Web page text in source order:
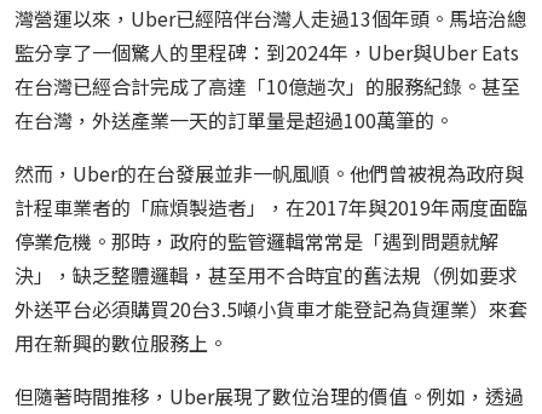
灣營運以來，Uber已經陪伴台灣人走過13個年頭。馬培治總
監分享了一個驚人的里程碑：到2024年，Uber與Uber Eats
在台灣已經合計完成了高達「10億趟次」的服務紀錄。甚至
在台灣，外送產業一天的訂單量是超過100萬筆的。
然而，Uber的在台發展並非一帆風順。他們曾被視為政府與
計程車業者的「麻煩製造者」，在2017年與2019年兩度面臨
停業危機。那時，政府的監管邏輯常常是「遇到問題就解
決」，缺乏整體邏輯，甚至用不合時宜的舊法規（例如要求
外送平台必須購買20台3.5噸小貨車才能登記為貨運業）來套
用在新興的數位服務上。
但隨著時間推移，Uber展現了數位治理的價值。例如，透過